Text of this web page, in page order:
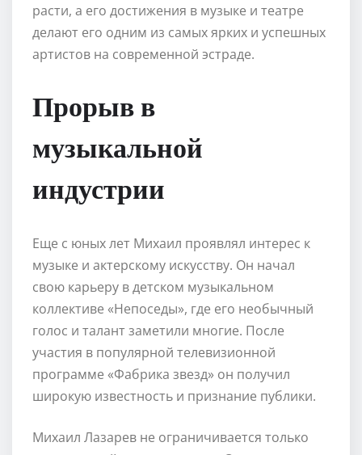
расти, а его достижения в музыке и театре
делают его одним из самых ярких и успешных
артистов на современной эстраде.
Прорыв в
музыкальной
индустрии
Еще с юных лет Михаил проявлял интерес к
музыке и актерскому искусству. Он начал
свою карьеру в детском музыкальном
коллективе «Непоседы», где его необычный
голос и талант заметили многие. После
участия в популярной телевизионной
программе «Фабрика звезд» он получил
широкую известность и признание публики.
Михаил Лазарев не ограничивается только